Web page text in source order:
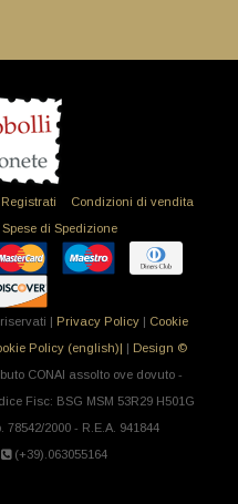
Registrati
Condizioni di vendita
di Spedizione
| Privacy Policy | Cookie
Policy (english)| | Design ©
CONAI assolto ove dovuto -
Fisc: BSG MSM 53R29 H501G
2000 - R.E.A. 941844
(+39).063055164